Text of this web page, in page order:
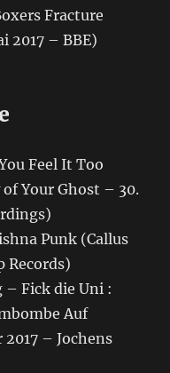
Fracture
2017 – BBE)
Feel It Too
Your Ghost – 30.
Punk (Callus
Records)
– Fick die Uni :
Auf
– Jochens